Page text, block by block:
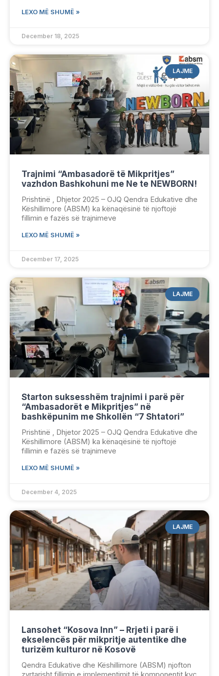
LEXO MË SHUMË »
December 18, 2025
LAJME
Trajnimi “Ambasadorë të Mikpritjes”
vazhdon Bashkohuni me Ne te NEWBORN!
Prishtinë , Dhjetor 2025 – OJQ Qendra Edukative dhe
Këshillimore (ABSM) ka kënaqësinë të njoftojë
fillimin e fazës së trajnimeve
LEXO MË SHUMË »
December 17, 2025
LAJME
Starton suksesshëm trajnimi i parë për
“Ambasadorët e Mikpritjes” në
bashkëpunim me Shkollën “7 Shtatori”
Prishtinë , Dhjetor 2025 – OJQ Qendra Edukative dhe
Këshillimore (ABSM) ka kënaqësinë të njoftojë
fillimin e fazës së trajnimeve
LEXO MË SHUMË »
December 4, 2025
LAJME
Lansohet “Kosova Inn” – Rrjeti i parë i
ekselencës për mikpritje autentike dhe
turizëm kulturor në Kosovë
Qendra Edukative dhe Këshillimore (ABSM) njofton